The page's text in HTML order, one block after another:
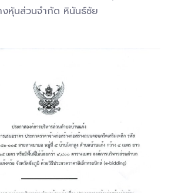
หุ้นส่วนจำกัด หินันธ์ชัย